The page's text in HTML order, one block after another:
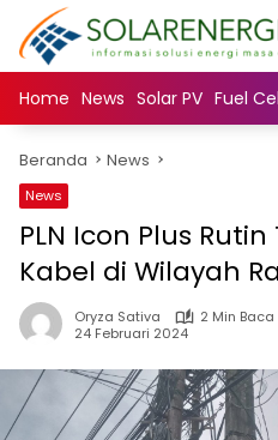
Langsung
konten
Home News Solar PV Fuel
Beranda News
News
PLN Icon Plus
Kabel di Wilayah
Oryza Sativa
2 Min Baca
24 Februari 2024